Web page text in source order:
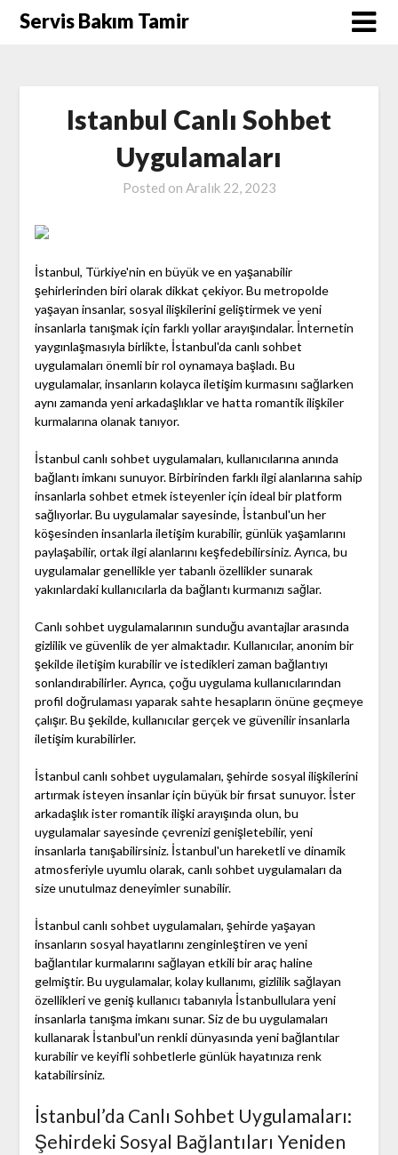
SkipServis Bakım Tamir
Istanbul Canlı Sohbet
Uygulamaları
Posted on Aralık 22, 2023
İstanbul, Türkiye'nin en büyük ve en yaşanabilir
şehirlerinden biri olarak dikkat çekiyor. Bu metropolde
yaşayan insanlar, sosyal ilişkilerini geliştirmek ve yeni
insanlarla tanışmak için farklı yollar arayışındalar. İnternetin
yaygınlaşmasıyla birlikte, İstanbul'da canlı sohbet
uygulamaları önemli bir rol oynamaya başladı. Bu
uygulamalar, insanların kolayca iletişim kurmasını sağlarken
aynı zamanda yeni arkadaşlıklar ve hatta romantik ilişkiler
kurmalarına olanak tanıyor.
İstanbul canlı sohbet uygulamaları, kullanıcılarına anında
bağlantı imkanı sunuyor. Birbirinden farklı ilgi alanlarına sahip
insanlarla sohbet etmek isteyenler için ideal bir platform
sağlıyorlar. Bu uygulamalar sayesinde, İstanbul'un her
köşesinden insanlarla iletişim kurabilir, günlük yaşamlarını
paylaşabilir, ortak ilgi alanlarını keşfedebilirsiniz. Ayrıca, bu
uygulamalar genellikle yer tabanlı özellikler sunarak
yakınlardaki kullanıcılarla da bağlantı kurmanızı sağlar.
Canlı sohbet uygulamalarının sunduğu avantajlar arasında
gizlilik ve güvenlik de yer almaktadır. Kullanıcılar, anonim bir
şekilde iletişim kurabilir ve istedikleri zaman bağlantıyı
sonlandırabilirler. Ayrıca, çoğu uygulama kullanıcılarından
profil doğrulaması yaparak sahte hesapların önüne geçmeye
çalışır. Bu şekilde, kullanıcılar gerçek ve güvenilir insanlarla
iletişim kurabilirler.
İstanbul canlı sohbet uygulamaları, şehirde sosyal ilişkilerini
artırmak isteyen insanlar için büyük bir fırsat sunuyor. İster
arkadaşlık ister romantik ilişki arayışında olun, bu
uygulamalar sayesinde çevrenizi genişletebilir, yeni
insanlarla tanışabilirsiniz. İstanbul'un hareketli ve dinamik
atmosferiyle uyumlu olarak, canlı sohbet uygulamaları da
size unutulmaz deneyimler sunabilir.
İstanbul canlı sohbet uygulamaları, şehirde yaşayan
insanların sosyal hayatlarını zenginleştiren ve yeni
bağlantılar kurmalarını sağlayan etkili bir araç haline
gelmiştir. Bu uygulamalar, kolay kullanımı, gizlilik sağlayan
özellikleri ve geniş kullanıcı tabanıyla İstanbullulara yeni
insanlarla tanışma imkanı sunar. Siz de bu uygulamaları
kullanarak İstanbul'un renkli dünyasında yeni bağlantılar
kurabilir ve keyifli sohbetlerle günlük hayatınıza renk
katabilirsiniz.
İstanbul’da Canlı Sohbet Uygulamaları:
Şehirdeki Sosyal Bağlantıları Yeniden